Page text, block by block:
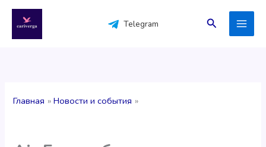
содержимому
Telegram Поиск
Главная Новости и события